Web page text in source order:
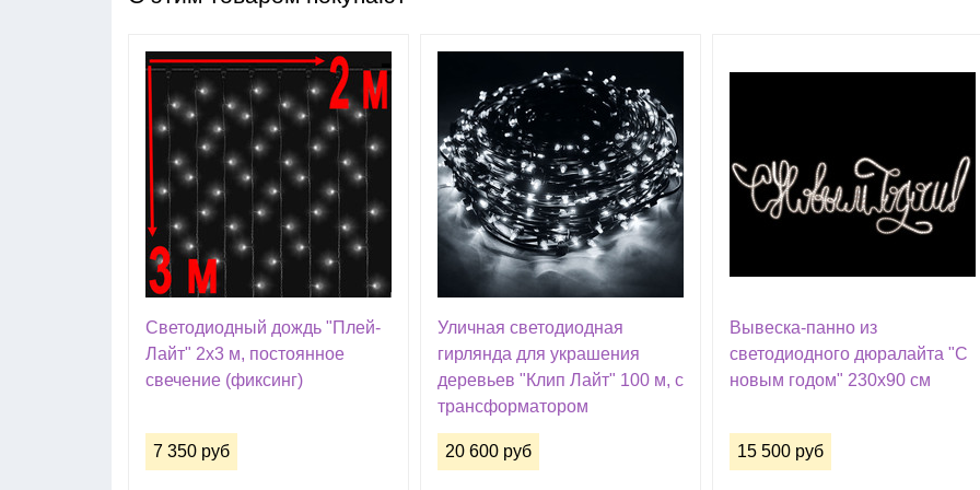
Светодиодный дождь "Плей-
Лайт" 2х3 м, постоянное
свечение (фиксинг)
7 350 руб
Уличная светодиодная
гирлянда для украшения
деревьев "Клип Лайт" 100 м, с
трансформатором
20 600 руб
Вывеска-панно из
светодиодного дюралайта "С
новым годом" 230х90 см
15 500 руб